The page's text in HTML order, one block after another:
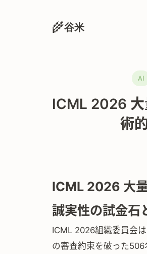
🌾谷米
AI
ICML 2026 大
術
ICML 2026 大
誠実性の試金石
ICML 2026組織委員会
の審査約束を破った